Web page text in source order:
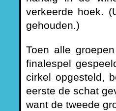
verkeerde hoek.
gehouden.)
Toen alle
finalespel
cirkel opgesteld,
eerste de schat
want de tweede